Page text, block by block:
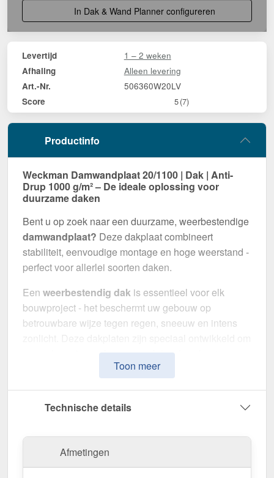
In Dak & Wand Planner configureren
Levertijd 1 – 2 weken
Afhaling Alleen levering
Art.-Nr. 506360W20LV
Score 5(7)
Productinfo
Weckman Damwandplaat 20/1100 | Dak | Anti-
Drup 1000 g/m² – De ideale oplossing voor
duurzame daken
Bent u op zoek naar een duurzame, weerbestendige
damwandplaat? Deze dakplaat combineert
stabiliteit, eenvoudige montage en hoge weerstand -
perfect voor allerlei soorten daken.
Een weerbestendig dak is essentieel voor elk
bouwproject - het beschermt uw gebouw op
betrouwbare wijze tegen regen, sneeuw en intens
robuuste en duurzame dakoplossing
bieden. Het maakt indruk met eenvoudige montage,
Gemaakt vanStaalmet een
materiaaldikte van 0,63
plaatbreedte van 1,135 men deeffectieve
werkende breedte van 1,10 m
efficiënte montage mogelijk. Dankzij de25 µm
Toon meer
Technische details
Afmetingen